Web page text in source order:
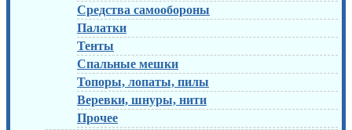
Средства самообороны
Палатки
Тенты
Спальные мешки
Топоры, лопаты, пилы
Веревки, шнуры, нити
Прочее